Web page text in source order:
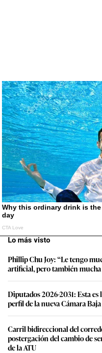
Lo más visto
Phillip Chu Joy: “Le tengo
artificial, pero también mucha
Diputados 2026-2031: Esta
perfil de la nueva Cámara
Carril bidireccional del
postergación del cambio de
de la ATU